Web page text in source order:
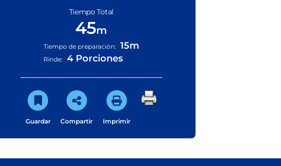
Tiempo Total
45m
Tiempo de preparación: 15m
Rinde: 4 Porciones
Guardar Compartir Imprimir